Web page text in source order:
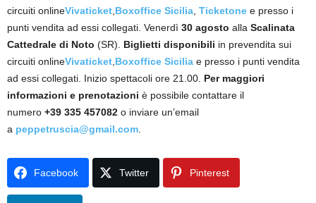
circuiti onlineVivaticket Boxoffice Sicilia Ticketone e presso i
punti vendita ad essi collegati. Venerdì 30 agosto alla Scalinata
Cattedrale di Noto (SR). Biglietti disponibili in prevendita sui
circuiti onlineVivaticket Boxoffice Sicilia e presso i punti vendita
ad essi collegati. Inizio spettacoli ore 21.00. Per maggiori
informazioni e prenotazioni è possibile contattare il
numero +39 335 457082 o inviare un’email
a peppetruscia@gmail.com
Facebook Twitter Pinterest